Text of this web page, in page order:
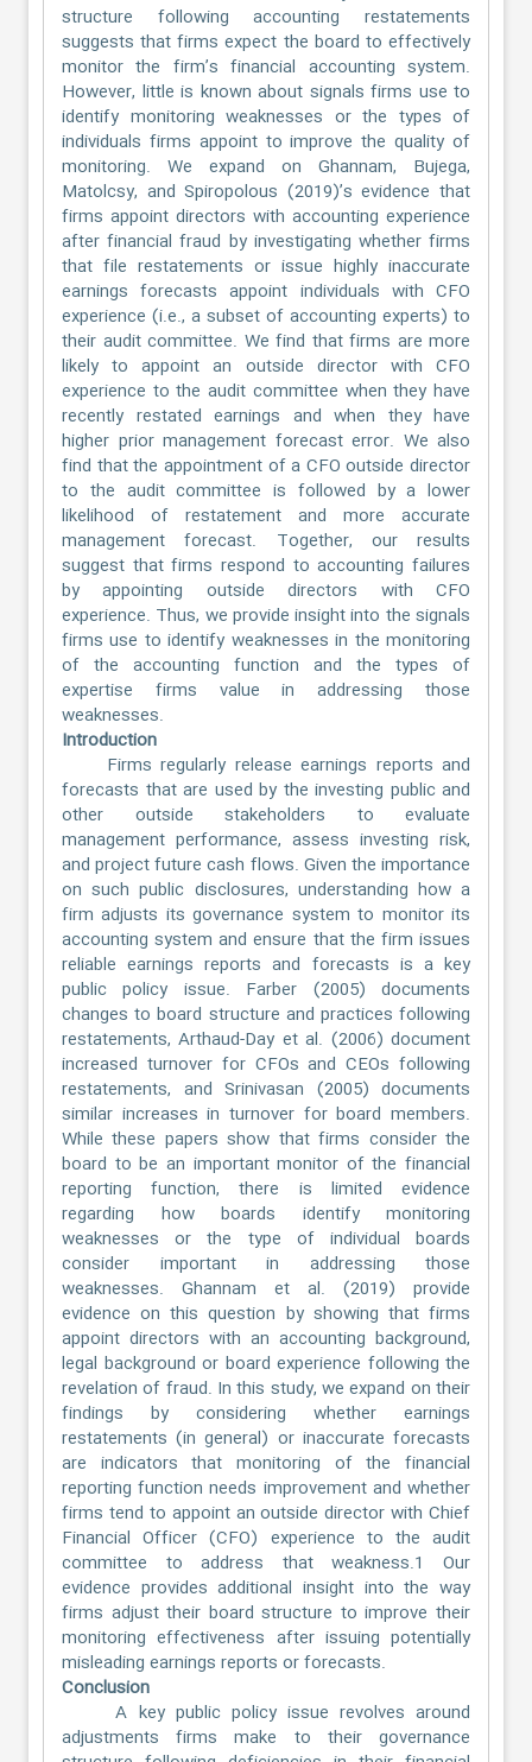
structure following accounting restatements
suggests that firms expect the board to effectively
monitor the firm’s financial accounting system.
However, little is known about signals firms use to
identify monitoring weaknesses or the types of
individuals firms appoint to improve the quality of
monitoring. We expand on Ghannam, Bujega,
Matolcsy, and Spiropolous (2019)’s evidence that
firms appoint directors with accounting experience
after financial fraud by investigating whether firms
that file restatements or issue highly inaccurate
earnings forecasts appoint individuals with CFO
experience (i.e., a subset of accounting experts) to
their audit committee. We find that firms are more
likely to appoint an outside director with CFO
experience to the audit committee when they have
recently restated earnings and when they have
higher prior management forecast error. We also
find that the appointment of a CFO outside director
to the audit committee is followed by a lower
likelihood of restatement and more accurate
management forecast. Together, our results
suggest that firms respond to accounting failures
by appointing outside directors with CFO
experience. Thus, we provide insight into the signals
firms use to identify weaknesses in the monitoring
of the accounting function and the types of
expertise firms value in addressing those
weaknesses.
Introduction
Firms regularly release earnings reports and
forecasts that are used by the investing public and
other outside stakeholders to evaluate
management performance, assess investing risk,
and project future cash flows. Given the importance
on such public disclosures, understanding how a
firm adjusts its governance system to monitor its
accounting system and ensure that the firm issues
reliable earnings reports and forecasts is a key
public policy issue. Farber (2005) documents
changes to board structure and practices following
restatements, Arthaud-Day et al. (2006) document
increased turnover for CFOs and CEOs following
restatements, and Srinivasan (2005) documents
similar increases in turnover for board members.
While these papers show that firms consider the
board to be an important monitor of the financial
reporting function, there is limited evidence
regarding how boards identify monitoring
weaknesses or the type of individual boards
consider important in addressing those
weaknesses. Ghannam et al. (2019) provide
evidence on this question by showing that firms
appoint directors with an accounting background,
legal background or board experience following the
revelation of fraud. In this study, we expand on their
findings by considering whether earnings
restatements (in general) or inaccurate forecasts
are indicators that monitoring of the financial
reporting function needs improvement and whether
firms tend to appoint an outside director with Chief
Financial Officer (CFO) experience to the audit
committee to address that weakness.1 Our
evidence provides additional insight into the way
firms adjust their board structure to improve their
monitoring effectiveness after issuing potentially
misleading earnings reports or forecasts.
Conclusion
A key public policy issue revolves around
adjustments firms make to their governance